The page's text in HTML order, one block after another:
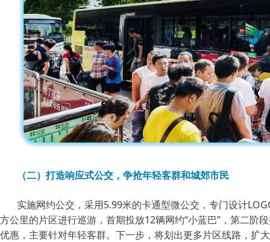
（二）打造响应式公交，争抢年轻客群和城郊市民
实施网约公交，采用5.99米的卡通型微公交，专门设计
方公里的片区进行巡游，首期投放12辆网约“小蓝巴”，第二阶
优惠，主要针对年轻客群。下一步，将划出更多片区线路，扩